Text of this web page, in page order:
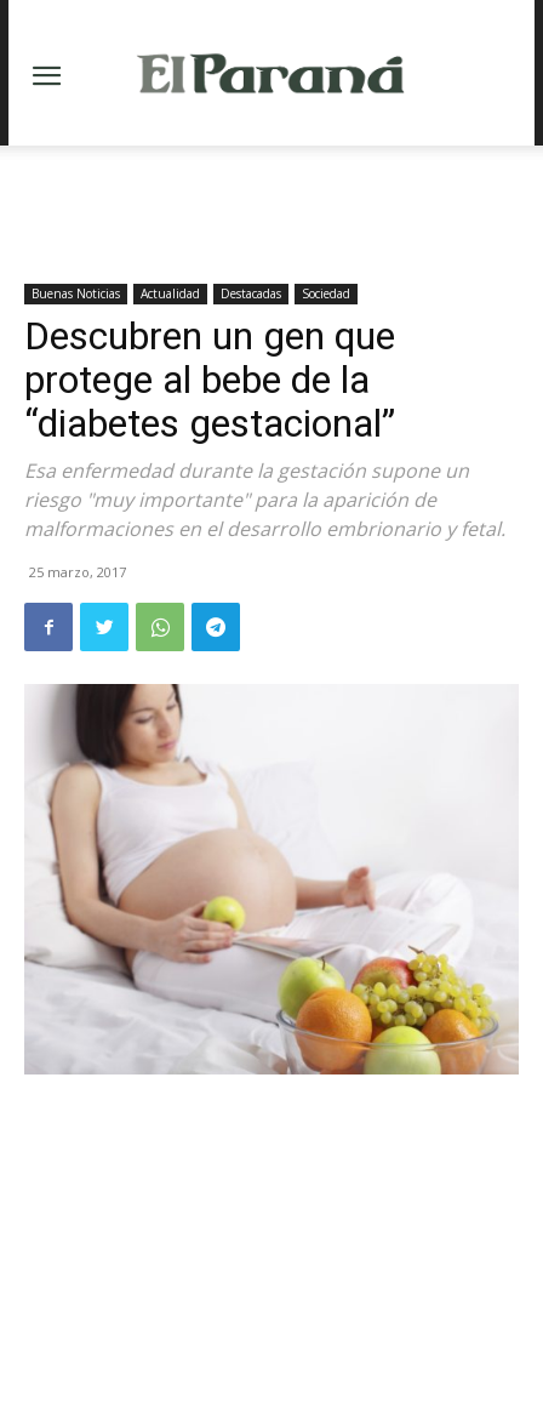
Buenas Noticias Actualidad Destacadas Sociedad
Descubren un gen que
protege al bebe de la
“diabetes gestacional”
Esa enfermedad durante la gestación supone un
riesgo "muy importante" para la aparición de
malformaciones en el desarrollo embrionario y fetal.
25 marzo, 2017